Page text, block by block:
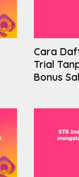
Cara
Trial
Bonus